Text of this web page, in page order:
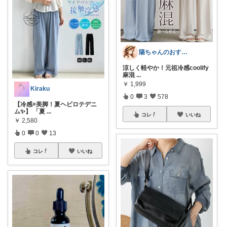
Kiraku
【冷感×美脚！夏ヘビロテデニ
ム✨】 「夏 ...
￥ 2,580
0 0 13
コレ いいね
陽ちゃんのおすすめROOM
涼しく軽やか！元祖冷感coolify
麻混 ...
￥ 1,999
0 3 578
コレ いいね